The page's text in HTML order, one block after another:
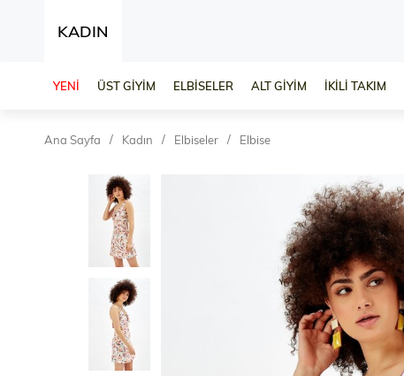
KADIN
YENİ ÜST GİYİM ELBİSELER ALT GİYİM İKİLİ TAKIM
Ana Sayfa Kadın Elbiseler Elbise